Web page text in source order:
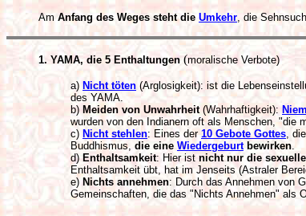
AmAnfang des Weges steht die Umkehr, die
1. YAMA, die 5 Enthaltungen(moralische Verbote)
a) Nicht töten (Arglosigkeit): ist die
des YAMA.
b) Meiden von Unwahrheit(Wahrhaftigkeit):
wurden von den Indianern oft als Menschen, "die
c) Nicht stehlen: Eines der10 Gebote Gottes,
Buddhismus, die eine Wiedergeburtbewirken.
d) Enthaltsamkeit: Hier ist nicht nur die
Enthaltsamkeit übt, hat im Jenseits (Astraler
e) Nichts annehmen: Durch das Annehmen von
Gemeinschaften, die das "Nichts Annehmen" als